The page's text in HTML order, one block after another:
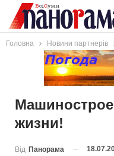
Головна Новини партнерів
жизни!
Від Панорама